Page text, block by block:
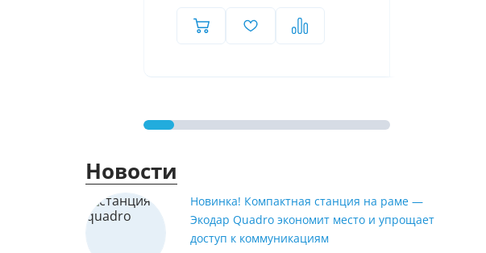
Новости
Новинка! Компактная станция на раме —
Экодар Quadro экономит место и упрощает
доступ к коммуникациям